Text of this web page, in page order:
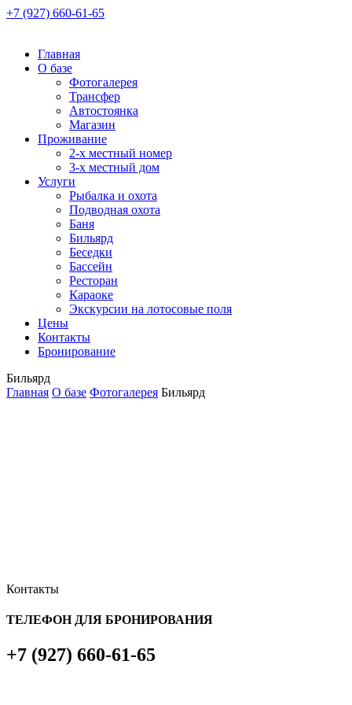
+7 (927) 660-61-65
Главная
О базе
Фотогалерея
Трансфер
Автостоянка
Магазин
Проживание
2-х местный номер
3-х местный дом
Услуги
Рыбалка и охота
Подводная охота
Баня
Бильярд
Беседки
Бассейн
Ресторан
Караоке
Экскурсии на лотосовые поля
Цены
Контакты
Бронирование
Бильярд
Главная О базе Фотогалерея Бильярд
Контакты
ТЕЛЕФОН ДЛЯ БРОНИРОВАНИЯ
+7 (927) 660-61-65